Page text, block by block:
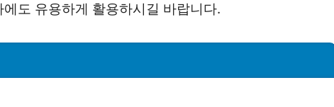
도 유용하게 활용하시길 바랍니다.